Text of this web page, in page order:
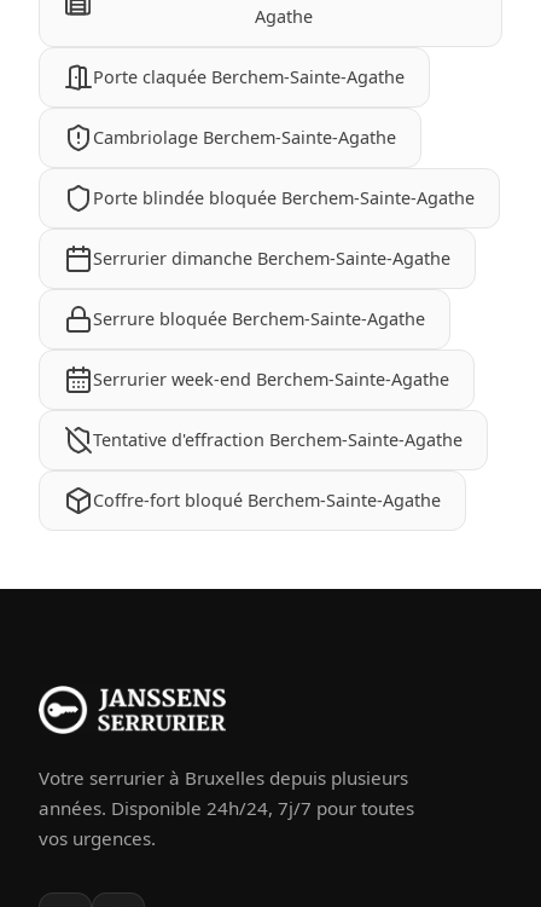
Agathe
Porte claquée Berchem-Sainte-Agathe
Cambriolage Berchem-Sainte-Agathe
Porte blindée bloquée Berchem-Sainte-Agathe
Serrurier dimanche Berchem-Sainte-Agathe
Serrure bloquée Berchem-Sainte-Agathe
Serrurier week-end Berchem-Sainte-Agathe
Tentative d'effraction Berchem-Sainte-Agathe
Coffre-fort bloqué Berchem-Sainte-Agathe
Votre serrurier à Bruxelles depuis plusieurs
années. Disponible 24h/24, 7j/7 pour toutes
vos urgences.